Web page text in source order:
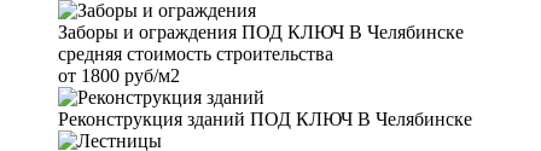
Заборы и ограждения ПОД КЛЮЧ В Челябинске
средняя стоимость строительства
от 1800 руб/м2
Реконструкция зданий ПОД КЛЮЧ В Челябинске